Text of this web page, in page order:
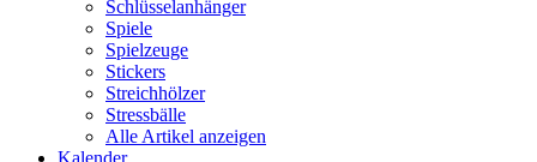
Schlüsselanhänger
Spiele
Spielzeuge
Stickers
Streichhölzer
Stressbälle
Alle Artikel anzeigen
Kalender